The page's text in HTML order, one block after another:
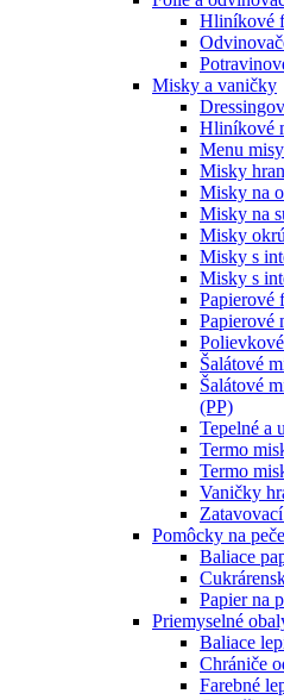
Hliníkové
Misky a vaničky
Hliníkové
Menu
Misky
Misky na
Misky na
Misky
Misky s
Misky s
Papierové
Papierové
Šalátové
Šalátové
(PP)
Tepelné a
Termo
Termo
Vaničky
Pomôcky na
Baliace
Papier na
Priemyselné
Baliace
Chrániče
Farebné